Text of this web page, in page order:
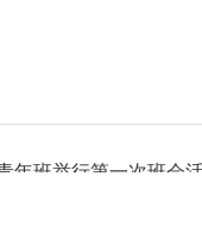
年班举行第一次班会